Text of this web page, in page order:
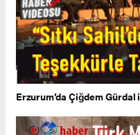
Erzurum’da Çiğdem